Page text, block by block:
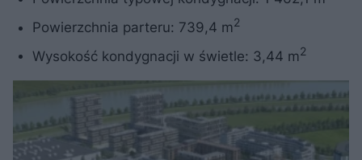
Powierzchnia parteru: 739,4 m2
Wysokość kondygnacji w świetle: 3,44 m2